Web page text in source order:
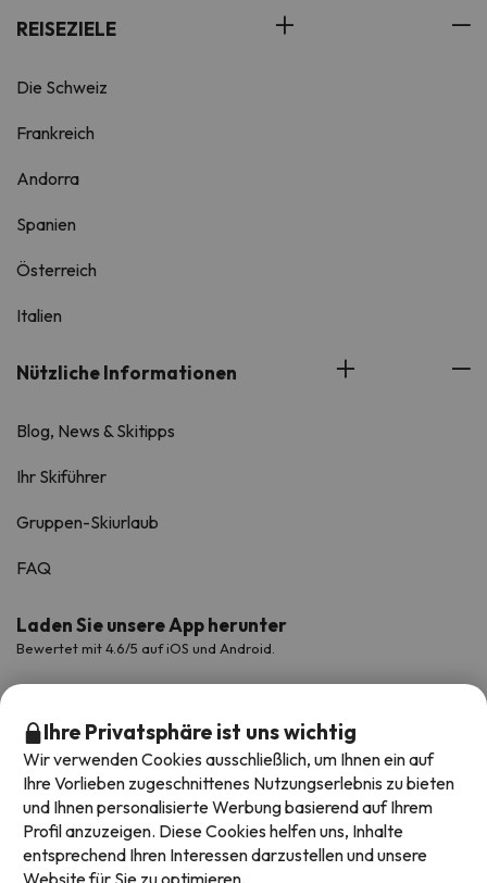
REISEZIELE
Die Schweiz
Frankreich
Andorra
Spanien
Österreich
Italien
Nützliche Informationen
Blog, News & Skitipps
Ihr Skiführer
Gruppen-Skiurlaub
FAQ
Laden Sie unsere App herunter
Bewertet mit 4.6/5 auf iOS und Android.
Ihre Privatsphäre ist uns wichtig
Wir verwenden Cookies ausschließlich, um Ihnen ein auf
Ihre Vorlieben zugeschnittenes Nutzungserlebnis zu bieten
und Ihnen personalisierte Werbung basierend auf Ihrem
Profil anzuzeigen. Diese Cookies helfen uns, Inhalte
entsprechend Ihren Interessen darzustellen und unsere
Website für Sie zu optimieren.